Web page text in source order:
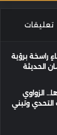
تعليقات
راسخة برؤية
الحديثة
الزواوي
وتبني